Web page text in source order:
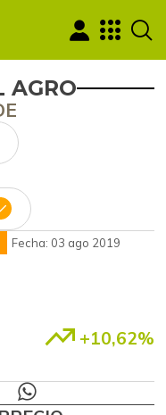
AGRO
Fecha: 03 ago 2019
+10,62%